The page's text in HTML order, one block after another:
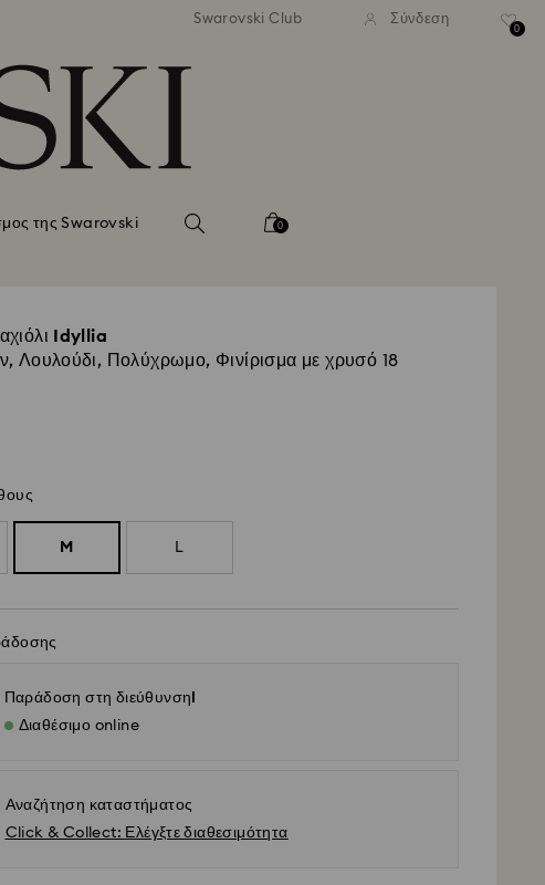
κανονική αποστολή άνω των 99 EUR Δωρεάν κανονική αποστολή άνω
Swarovski Club Σύνδεση
0
της Swarovski 0
Idyllia
Λουλούδι, Πολύχρωμο, Φινίρισμα με χρυσό 18
M L
Παράδοση στη διεύθυνσηl
Διαθέσιμο online
Αναζήτηση καταστήματος
Click & Collect: Ελέγξτε διαθεσιμότητα